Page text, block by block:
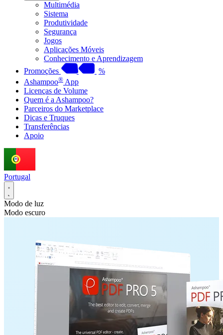
Multimédia
Sistema
Produtividade
Segurança
Jogos
Aplicações Móveis
Conhecimento e Aprendizagem
Promoções
%
Ashampoo® App
Licenças de Volume
Quem é a Ashampoo?
Parceiros do Marketplace
Dicas e Truques
Transferências
Apoio
Portugal
Modo de luz
Modo escuro